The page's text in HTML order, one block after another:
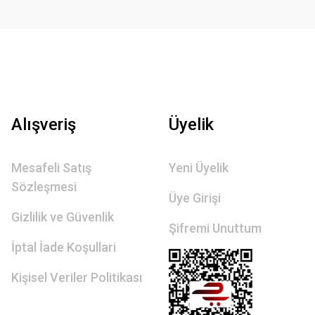
Alışveriş
Mesafeli Satış
Sözleşmesi
Gizlilik ve Güvenlik
İptal İade Koşullari
Kişisel Veriler Politikası
Üyelik
Yeni Üyelik
Üye Girişi
Şifremi Unuttum